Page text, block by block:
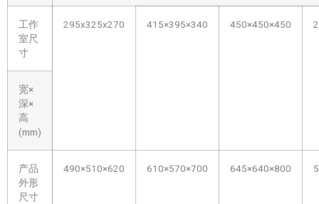
工作
室尺
寸
295x325x270 415×395×340 450×450×450
宽×
深×
高
(mm)
产品
外形
尺寸
490×510×620 610×570×700 645×640×800